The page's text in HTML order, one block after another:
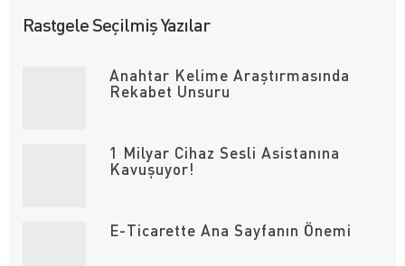
:Rastgele Seçilmiş Yazılar
Anahtar Kelime Araştırmasında
Rekabet Unsuru
1 Milyar Cihaz Sesli Asistanına
Kavuşuyor!
E-Ticarette Ana Sayfanın Önemi